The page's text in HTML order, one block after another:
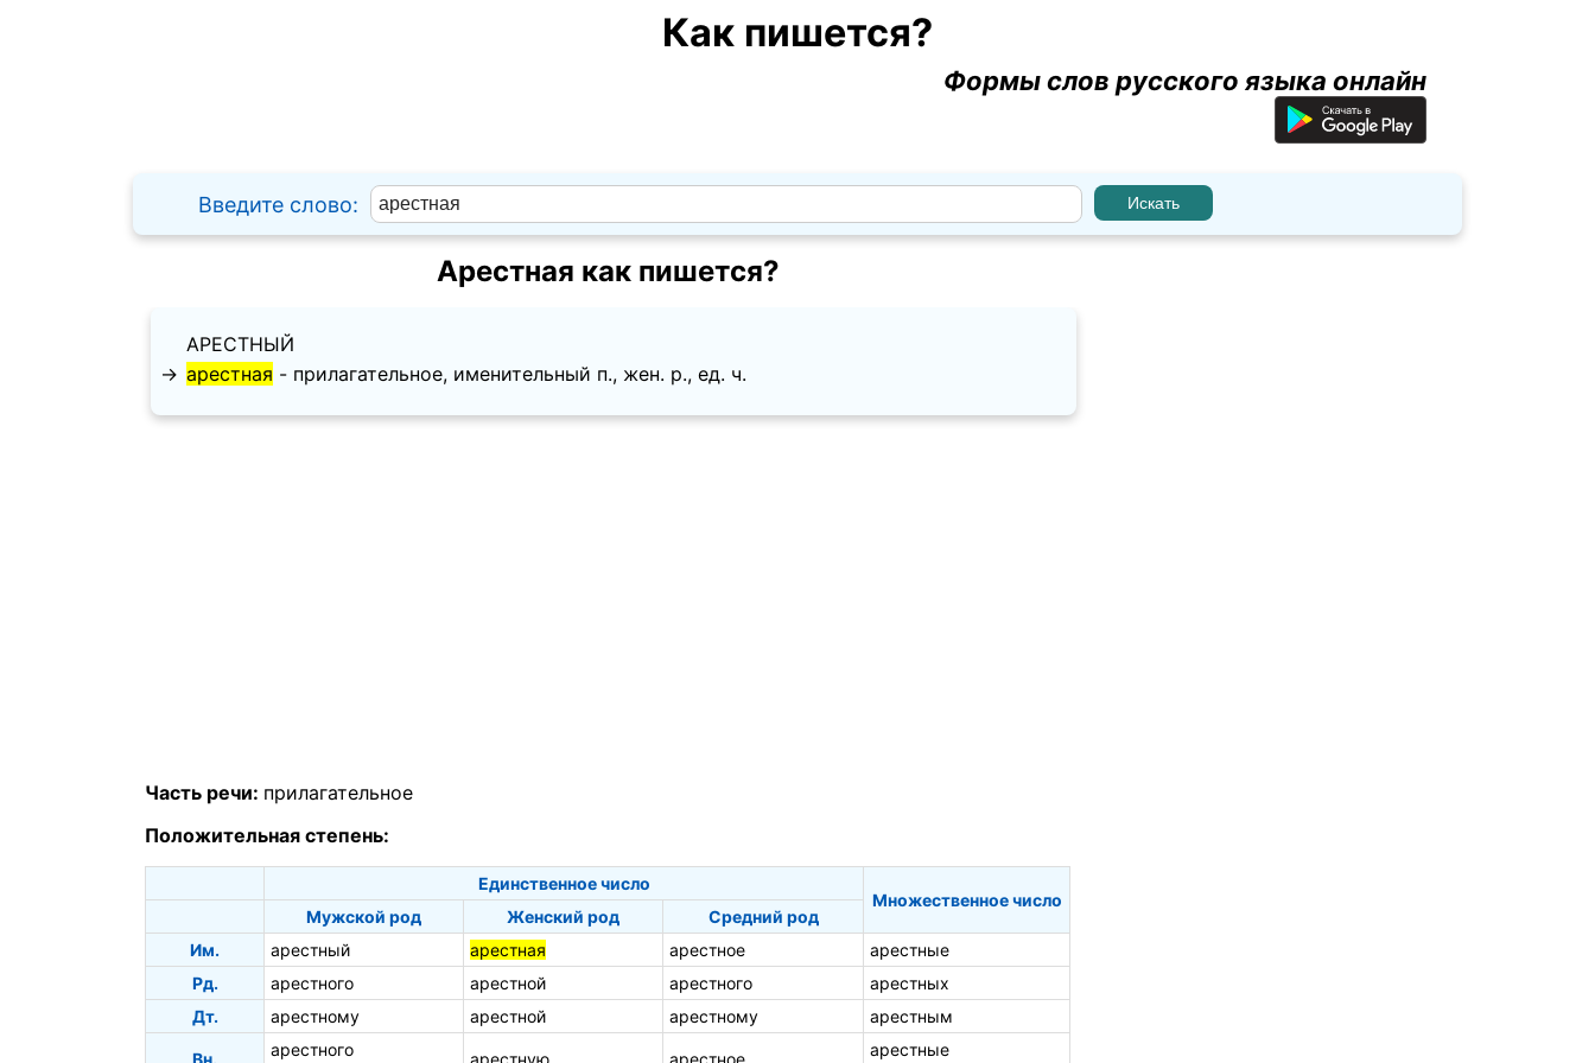
Как пишется?
Формы слов русского языка онлайн
Введите слово:
Арестная как пишется?
АРЕСТНЫЙ
→ арестная - прилагательное, именительный п., жен. p., ед. ч.
Часть речи: прилагательное
Положительная степень:
Единственное число
Множественное число
Мужской род
Женский род
Средний род
Им.
арестный арестная арестное
арестные
Рд.
арестного арестной арестного
арестных
Дт.
арестному арестной арестному арестным
арестного
арестные